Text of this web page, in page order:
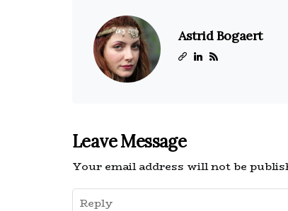
Astrid Bogaert
Leave Message
Your email address will not be